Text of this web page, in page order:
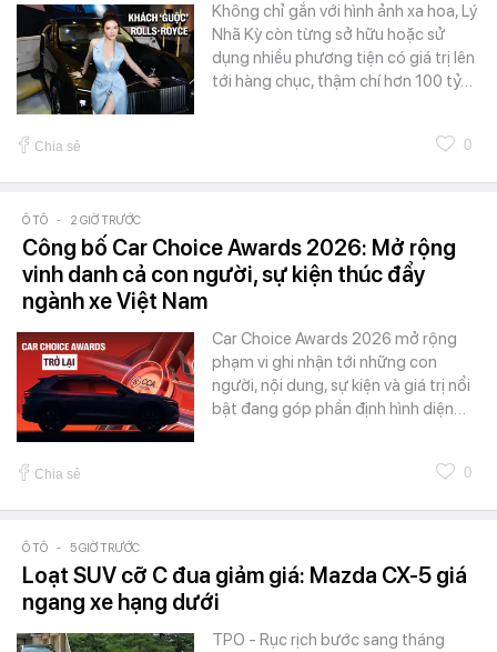
Không chỉ gắn với hình ảnh xa hoa, Lý
Nhã Kỳ còn từng sở hữu hoặc sử
dụng nhiều phương tiện có giá trị lên
tới hàng chục, thậm chí hơn 100 tỷ…
Chia sẻ 0
Ô TÔ - 2 GIỜ TRƯỚC
Công bố Car Choice Awards 2026: Mở rộng
vinh danh cả con người, sự kiện thúc đẩy
ngành xe Việt Nam
Car Choice Awards 2026 mở rộng
phạm vi ghi nhận tới những con
người, nội dung, sự kiện và giá trị nổi
bật đang góp phần định hình diện…
Chia sẻ 0
Ô TÔ - 5 GIỜ TRƯỚC
Loạt SUV cỡ C đua giảm giá: Mazda CX-5 giá
ngang xe hạng dưới
TPO - Rục rịch bước sang tháng